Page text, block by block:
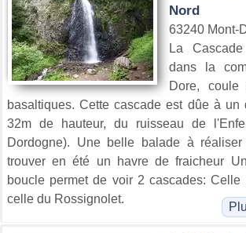
Nord
63240 Mont-
La
dans la
Dore,
basaltiques. Cette cascade est dûe à un
32m de hauteur, du ruisseau de
Dordogne). Une belle balade à
trouver en été un havre de fraicheur
boucle permet de voir 2 cascades: Celle
celle du Rossignolet.